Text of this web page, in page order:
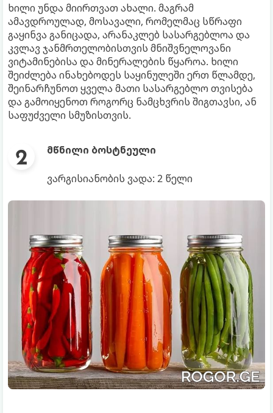
ხილი უნდა მიირთვათ ახალი. მაგრამ
ამავდროულად, მოსავალი, რომელმაც სწრაფი
გაყინვა განიცადა, არანაკლებ სასარგებლოა და
კვლავ ჯანმრთელობისთვის მნიშვნელოვანი
ვიტამინებისა და მინერალების წყაროა. ხილი
შეიძლება ინახებოდეს საყინულეში ერთ წლამდე,
შეინარჩუნოთ ყველა მათი სასარგებლო თვისება
და გამოიყენოთ როგორც ნამცხვრის შიგთავსი, ან
საფუძველი სმუზისთვის.
მწნილი ბოსტნეული
ვარგისიანობის ვადა: 2 წელი